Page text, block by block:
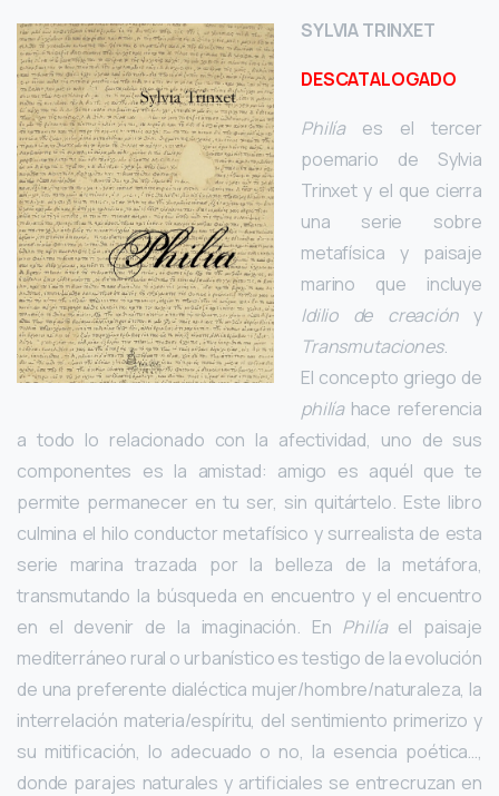
SYLVIA TRINXET
DESCATALOGADO
Philía
es el tercer
poemario de Sylvia
Trinxet y el que cierra
una serie sobre
metafísica y paisaje
marino que incluye
Idilio de creacióny
Transmutaciones.
El concepto griego de
philíahace referencia
a todo lo relacionado con la afectividad, uno de sus
componentes es la amistad: amigo es aquél que te
permite permanecer en tu ser, sin quitártelo. Este libro
culmina el hilo conductor metafísico y surrealista de esta
serie marina trazada por la belleza de la metáfora,
transmutando la búsqueda en encuentro y el encuentro
en el devenir de la imaginación. En Philía el paisaje
mediterráneo rural o urbanístico es testigo de la evolución
de una preferente dialéctica mujer/hombre/naturaleza, la
interrelación materia/espíritu, del sentimiento primerizo y
su mitificación, lo adecuado o no, la esencia poética…,
donde parajes naturales y artificiales se entrecruzan en